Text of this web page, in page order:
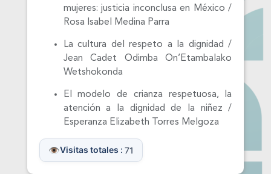
mujeres: justicia inconclusa en México /
Rosa Isabel Medina Parra
La cultura del respeto a la dignidad /
Jean Cadet Odimba On’Etambalako
Wetshokonda
El modelo de crianza respetuosa, la
atención a la dignidad de la niñez /
Esperanza Elizabeth Torres Melgoza
Visitas totales : 71